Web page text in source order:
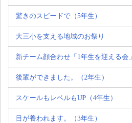
驚きのスピードで（5年生）
大三小を支える地域のお祭り
新チーム顔合わせ「1年生を迎える会」
後輩ができました。（2年生）
スケールもレベルもUP（4年生）
目が養われます。（3年生）